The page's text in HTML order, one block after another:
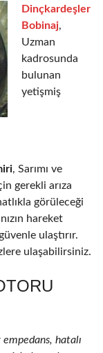
Dinçkardeşler
Bobinaj,
Uzman
kadrosunda
bulunan
yetişmiş
, Sarımı ve
gerekli arıza
görüleceği
hareket
ulaştırır.
ulaşabilirsiniz.
hatalı